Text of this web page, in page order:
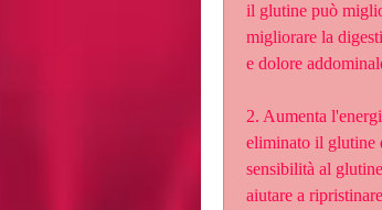
il glutine può
migliorare la
e dolore
2. Aumenta
eliminato il glutine
sensibilità al
aiutare a